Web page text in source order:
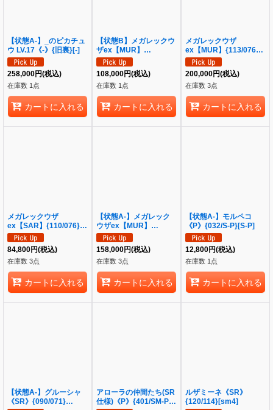
【状態A-】_のピカチュ
ウ LV.17《-》{旧裏}[-]
258,000円(税込)
在庫数 1点
カートに入れる
【状態B】メガレックウ
ザex【MUR】
{113/076}《MUR》
{113/076}[M6]
108,000円(税込)
在庫数 1点
カートに入れる
メガレックウザ
ex【MUR】{113/076}
《MUR》{113/076}[M6]
200,000円(税込)
在庫数 3点
カートに入れる
メガレックウザ
ex【SAR】{110/076}
《SAR》{110/076}[M6]
84,800円(税込)
在庫数 3点
カートに入れる
【状態A-】メガレック
ウザex【MUR】
{113/076}《MUR》
{113/076}[M6]
158,000円(税込)
在庫数 3点
カートに入れる
【状態A-】モルペコ
《P》{032/S-P}[S-P]
12,800円(税込)
在庫数 1点
カートに入れる
【状態A-】グルーシャ
《SR》{090/071}
アローラの仲間たち(SR
仕様)《P》{401/SM-P}
ルザミーネ《SR》
{120/114}[sm4]